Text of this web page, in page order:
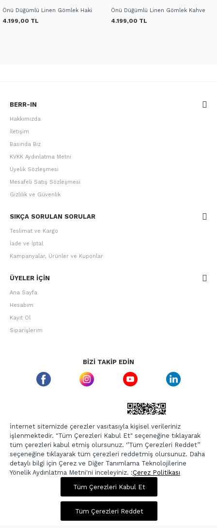
624,00 TL 2.495,00 TL
Sepette %20 İndirim
Önü Düğümlü Linen Gömlek Haki̇
4.199,00 TL
Önü Düğümlü Linen Gömlek Kahve
4.199,00 TL
BERR-IN
Hakkımızda
İletişim
Basında Biz
KVKK Aydınlatma Metni
Üyelik Sözleşmesi
Mesafeli Satış Sözleşmesi
Gizlilik ve Güvenlik
SIKÇA SORULAN SORULAR
Teslimat ve Kargo
İade ve İptal
Kampanyalar, Ürünler ve Kuponlar
ÜYELER IÇIN
Ana Sayfa
Hesabım
Kayıt Ol
Siparişlerim
BIZI TAKIP EDIN
ETBIS GÜVEN DAMGASI
Copyright © 2026, Berr-In.com, Tüm Hakları Saklıdır.
Tüm Çerezleri Kabul Et
İnternet sitemizde çerezler vasıtasıyla kişisel verileriniz
işlenmektedir. "Tüm Çerezleri Kabul Et" seçeneğine tıklayarak
tüm çerezleri kabul etmiş olursunuz. ‘’Tüm Çerezleri Reddet’’
seçeneğine tıklayarak tüm çerezleri reddetmiş olursunuz. Daha
detaylı bilgi için Çerez ve Diğer Tanımlama Teknolojilerine
Yönelik Aydınlatma Metni'ni inceleyiniz. :Çerez Politikası
Tüm Çerezleri Reddet